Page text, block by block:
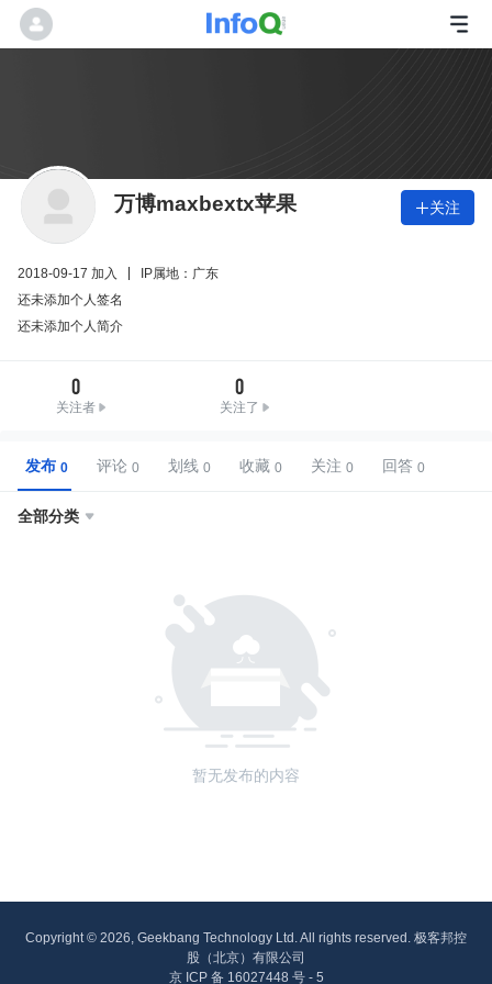
万博maxbextx苹果 关注
2018-09-17 加入
IP属地：广东
还未添加个人签名
还未添加个人简介
0
关注者
0
关注了
发布 评论 划线 收藏 关注 回答
全部分类 
暂无发布的内容
Copyright © 2026, Geekbang Technology Ltd. All rights reserved. 极客邦控
股（北京）有限公司
京 ICP 备 16027448 号 - 5